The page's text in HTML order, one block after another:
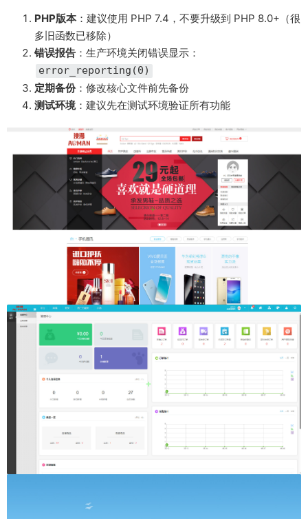
PHP版本：建议使用 PHP 7.4，不要升级到 PHP 8.0+（很
多旧函数已移除）
错误报告 ：生产环境关闭错误显示：
error_reporting(0)
定期备份：修改核心文件前先备份
测试环境：建议先在测试环境验证所有功能